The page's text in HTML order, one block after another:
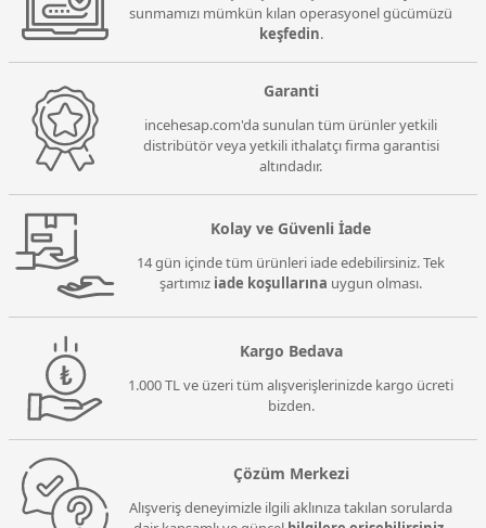
sunmamızı mümkün kılan operasyonel gücümüzü
keşfedin.
Garanti
incehesap.com'da sunulan tüm ürünler yetkili
distribütör veya yetkili ithalatçı firma garantisi
altındadır.
Kolay ve Güvenli İade
14 gün içinde tüm ürünleri iade edebilirsiniz. Tek
şartımız iade koşullarına uygun olması.
Kargo Bedava
1.000 TL ve üzeri tüm alışverişlerinizde kargo ücreti
bizden.
Çözüm Merkezi
Alışveriş deneyimizle ilgili aklınıza takılan sorularda